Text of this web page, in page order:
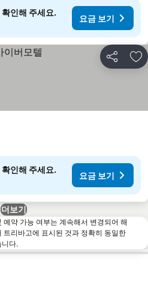
인해 주세요.
요금 보기
공유 즐
인해 주세요.
요금 보기
더보기
약 가능 여부는 계속해서 변경되어 해
트리바고에 표시된 것과 정확히 동일한
니다.